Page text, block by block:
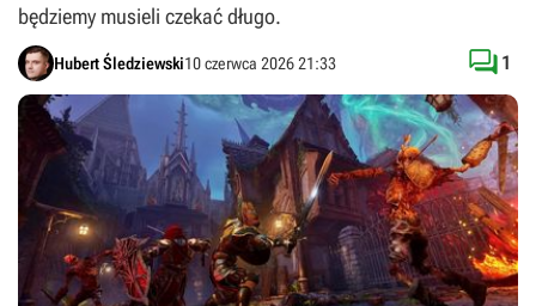
będziemy musieli czekać długo.
Hubert Śledziewski10 czerwca 2026 21:33  1